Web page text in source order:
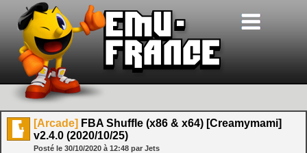
[Arcade] FBA Shuffle (x86 & x64) [Creamymami]
v2.4.0 (2020/10/25)
Posté le 30/10/2020 à 12:48 par Jets